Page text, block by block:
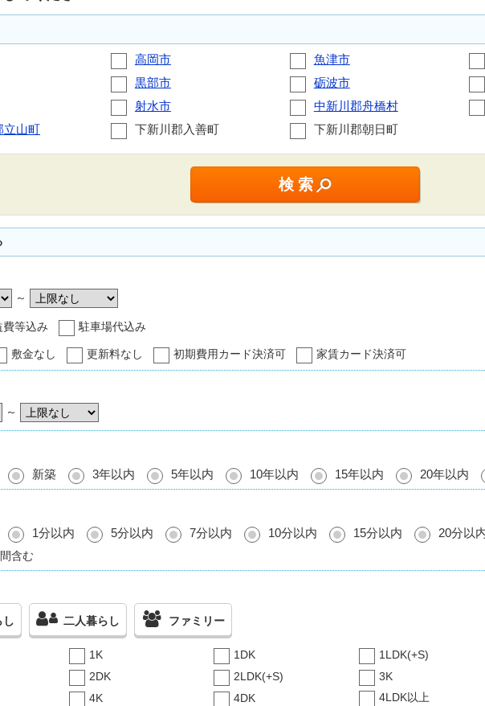
高岡市 魚津市
黒部市 砺波市
射水市 中新川郡舟橋村
立山町
下新川郡入善町 下新川郡朝日町
～
等込み 駐車場代込み
敷金なし 更新料なし 初期費用カード決済可 家賃カード決済可
～
新築 3年以内 5年以内 10年以内 15年以内 20年以内
1分以内 5分以内 7分以内 10分以内 15分以内 20分以
含む
し 二人暮らし ファミリー
1K 1DK 1LDK(+S)
2DK
2LDK(+S) 3K
4K 4DK 4LDK以上